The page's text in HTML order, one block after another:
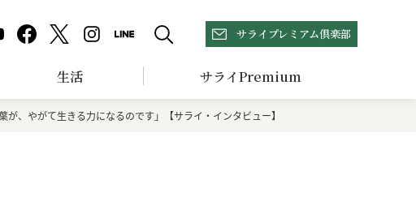
サライプレミアム倶楽部
生活 サライPremium
、やがて生きる力になるのです」【サライ・インタビュー】